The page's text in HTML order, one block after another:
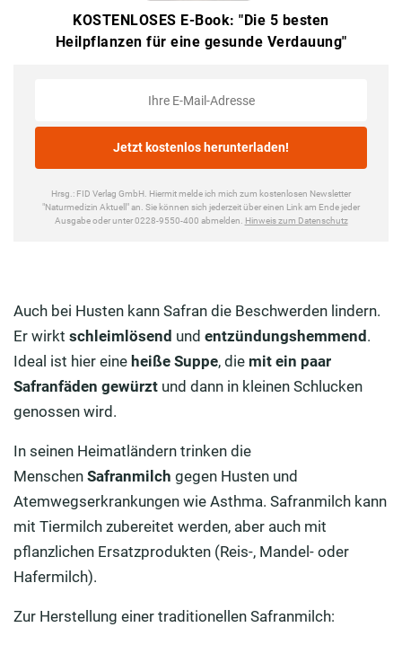
Auch bei Husten kann Safran die Beschwerden lindern.
Er wirkt schleimlösend und entzündungshemmend.
Ideal ist hier eine heiße Suppe, die mit ein paar
Safranfäden gewürzt und dann in kleinen Schlucken
genossen wird.
In seinen Heimatländern trinken die
Menschen Safranmilch gegen Husten und
Atemwegserkrankungen wie Asthma. Safranmilch kann
mit Tiermilch zubereitet werden, aber auch mit
pflanzlichen Ersatzprodukten (Reis-, Mandel- oder
Hafermilch).
Zur Herstellung einer traditionellen Safranmilch: